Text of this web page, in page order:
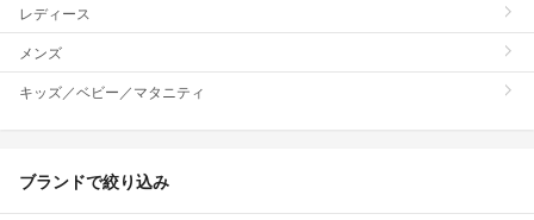
レディース
メンズ
キッズ／ベビー／マタニティ
ブランドで絞り込み